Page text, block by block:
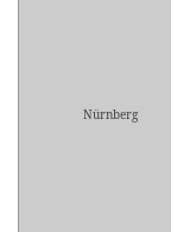
Nürnberg